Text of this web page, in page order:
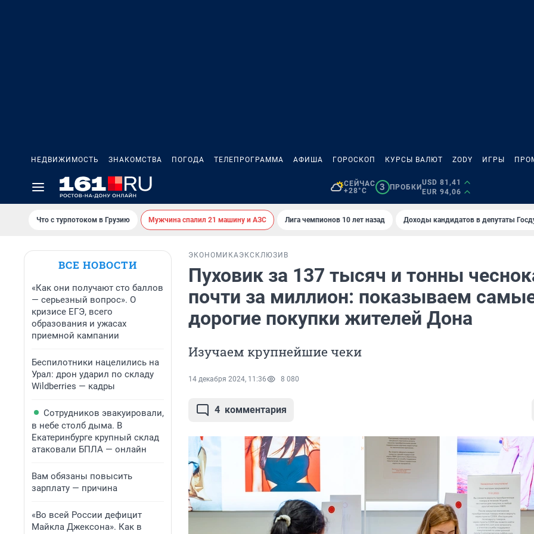
НЕДВИЖИМОСТЬ ЗНАКОМСТВА ПОГОДА ТЕЛЕПРОГРАММА АФИША ГОРОСКОП КУРСЫ ВАЛЮТ ZODY ИГРЫ
СЕЙЧАС
+28°C
3 ПРОБКИ
USD 81,41
EUR 94,06
Что с турпотоком в Грузию Мужчина спалил 21 машину и АЗС Лига чемпионов 10 лет назад Доходы кандидатов в депутаты
ВСЕ НОВОСТИ
«Как они получают сто баллов
— серьезный вопрос». О
кризисе ЕГЭ, всего
образования и ужасах
приемной кампании
Беспилотники нацелились на
Урал: дрон ударил по складу
Wildberries — кадры
Сотрудников эвакуировали,
в небе столб дыма. В
Екатеринбурге крупный склад
атаковали БПЛА — онлайн
Вам обязаны повысить
зарплату — причина
«Во всей России дефицит
Майкла Джексона». Как в
ЭКОНОМИКАЭКСКЛЮЗИВ
Пуховик за 137 тысяч и тонны
почти за миллион: показываем
дорогие покупки жителей Дона
Изучаем крупнейшие чеки
14 декабря 2024, 11:36 8 080
4 комментария